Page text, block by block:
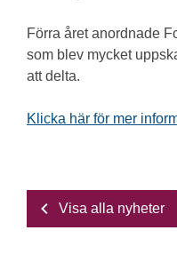
Förra året anordnade
som blev mycket
att delta.
Klicka här för mer
Visa alla nyheter